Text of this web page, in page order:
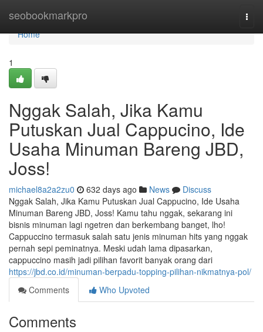
seobookmarkpro
Home
Home
1
Nggak Salah, Jika Kamu
Putuskan Jual Cappucino, Ide
Usaha Minuman Bareng JBD,
Joss!
michael8a2a2zu0 632 days ago News
Discuss
Nggak Salah, Jika Kamu Putuskan Jual Cappucino, Ide Usaha
Minuman Bareng JBD, Joss! Kamu tahu nggak, sekarang ini
bisnis minuman lagi ngetren dan berkembang banget, lho!
Cappuccino termasuk salah satu jenis minuman hits yang nggak
pernah sepi peminatnya. Meski udah lama dipasarkan,
cappuccino masih jadi pilihan favorit banyak orang dari
https://jbd.co.id/minuman-berpadu-topping-pilihan-nikmatnya-pol/
Comments
Who Upvoted
Comments